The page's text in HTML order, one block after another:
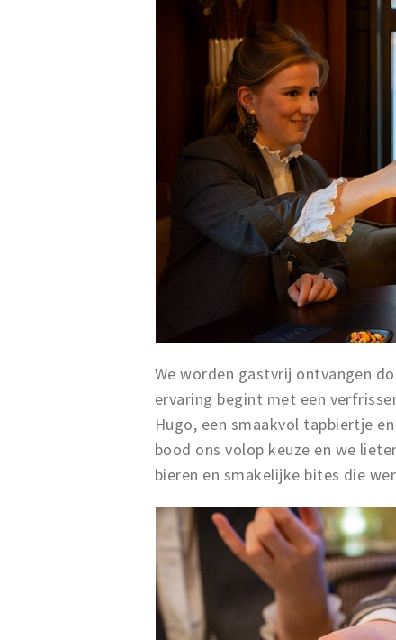
We worden gastvrij ontvangen
ervaring begint met een
Hugo, een smaakvol tapbiertje
bood ons volop keuze en we
bieren en smakelijke bites die